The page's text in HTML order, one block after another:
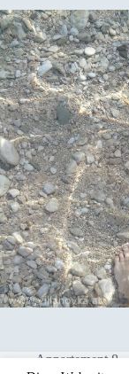
Appartement 8